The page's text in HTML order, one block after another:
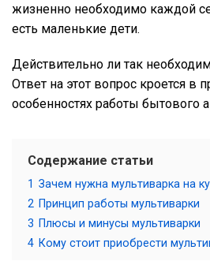
жизненно необходимо каждой
есть маленькие дети.
Действительно ли так
Ответ на этот вопрос кроется в
особенностях работы бытового
Содержание статьи
1 Зачем нужна мультиварка на
2 Принцип работы мультиварки
3 Плюсы и минусы мультиварки
4 Кому стоит приобрести